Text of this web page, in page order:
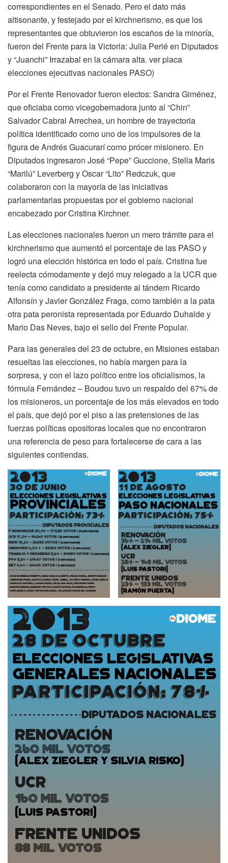
correspondientes en el Senado. Pero el dato más
altisonante, y festejado por el kirchnerismo, es que los
representantes que obtuvieron los escaños de la minoría,
fueron del Frente para la Victoria: Julia Perié en Diputados
y “Juanchi” Irrazabal en la cámara alta. ver placa
elecciones ejecutivas nacionales PASO)
Por el Frente Renovador fueron electos: Sandra Giménez,
que oficiaba como vicegobernadora junto al “Chin”
Salvador Cabral Arrechea, un hombre de trayectoria
política identificado como uno de los impulsores de la
figura de Andrés Guacurarí como prócer misionero. En
Diputados ingresaron José “Pepe” Guccione, Stella Maris
“Marilú” Leverberg y Oscar “Lito” Redczuk, que
colaboraron con la mayoría de las iniciativas
parlamentarias propuestas por el gobierno nacional
encabezado por Cristina Kirchner.
Las elecciones nacionales fueron un mero trámite para el
kirchnerismo que aumentó el porcentaje de las PASO y
logró una elección histórica en todo el país. Cristina fue
reelecta cómodamente y dejó muy relegado a la UCR que
tenía como candidato a presidente al tándem Ricardo
Alfonsín y Javier González Fraga, como también a la pata
otra pata peronista representada por Eduardo Duhalde y
Mario Das Neves, bajo el sello del Frente Popular.
Para las generales del 23 de octubre, en Misiones estaban
resueltas las elecciones, no había margen para la
sorpresa, y con el lazo político entre los oficialismos, la
fórmula Fernández – Boudou tuvo un respaldo del 67% de
los misioneros, un porcentaje de los más elevados en todo
el país, que dejó por el piso a las pretensiones de las
fuerzas políticas opositoras locales que no encontraron
una referencia de peso para fortalecerse de cara a las
siguientes contiendas.